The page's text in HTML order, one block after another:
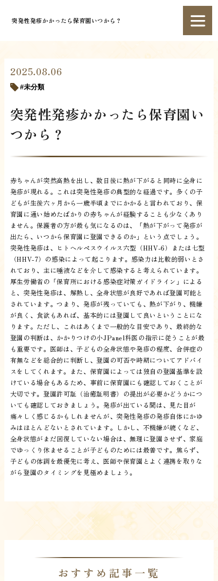
突発性発疹かかったら保育園いつから？
2025.08.06
未分類
突発性発疹かかったら保育園い
つから？
赤ちゃんが突然高熱を出し、数日後に熱が下がると同時に全身に
発疹が現れる。これは突発性発疹の典型的な経過です。多くの子
どもが生後六ヶ月から一歳半頃までにかかると言われており、保
育園に通い始めたばかりの赤ちゃんが経験することも少なくあり
ません。保護者の方が最も気になるのは、「熱が下がって発疹が
出たら、いつから保育園に登園できるのか」という点でしょう。
突発性発疹は、ヒトヘルペスウイルス六型（HHV-6）または七型
（HHV-7）の感染によって起こります。感染力は比較的弱いとさ
れており、主に唾液などを介して感染すると考えられています。
厚生労働省の「保育所における感染症対策ガイドライン」による
と、突発性発疹は、解熱し、全身状態が良好であれば登園可能と
されています。つまり、発疹が残っていても、熱が下がり、機嫌
が良く、食欲もあれば、基本的には登園して良いということにな
ります。ただし、これはあくまで一般的な目安であり、最終的な
登園の判断は、かかりつけの小JPanel科医の指示に従うことが最
も重要です。医師は、子どもの全身状態や発疹の程度、合併症の
有無などを総合的に判断し、登園の可否や時期についてアドバイ
スをしてくれます。また、保育園によっては独自の登園基準を設
けている場合もあるため、事前に保育園にも確認しておくことが
大切です。登園許可証（治癒証明書）の提出が必要かどうかにつ
いても確認しておきましょう。発疹が出ている間は、見た目が
痛々しく感じるかもしれませんが、突発性発疹の発疹自体にかゆ
みはほとんどないとされています。しかし、不機嫌が続くなど、
全身状態がまだ回復していない場合は、無理に登園させず、家庭
でゆっくり休ませることが子どものためには最善です。焦らず、
子どもの体調を最優先に考え、医師や保育園とよく連携を取りな
がら登園のタイミングを見極めましょう。
おすすめ記事一覧